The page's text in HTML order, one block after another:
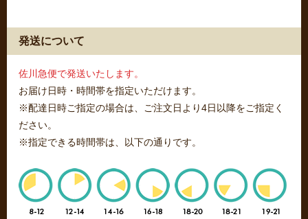
発送について
佐川急便で発送いたします。
お届け日時・時間帯を指定いただけます。
※配達日時ご指定の場合は、ご注文日より4日以降をご指定く
ださい。
※指定できる時間帯は、以下の通りです。